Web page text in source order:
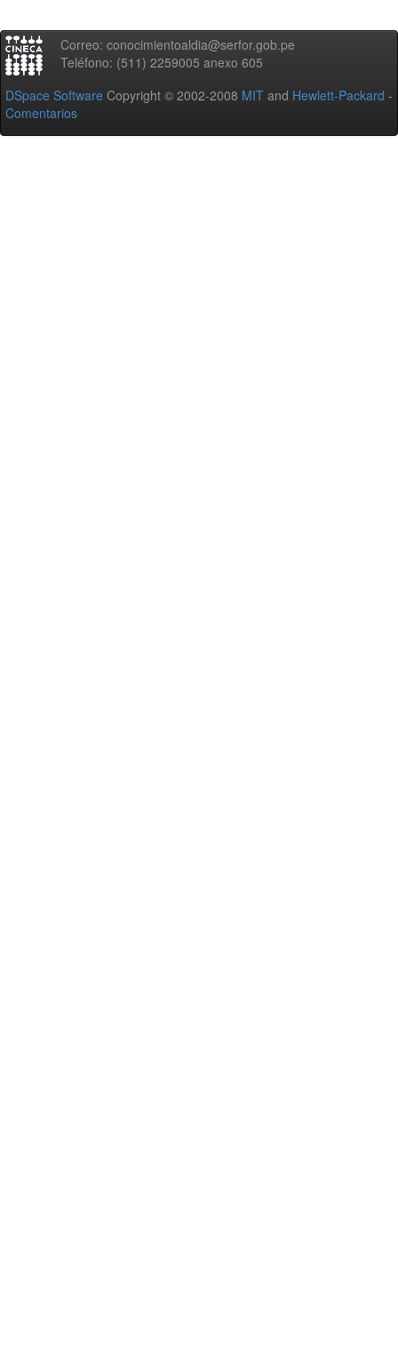
Correo: conocimientoaldia@serfor.gob.pe
Teléfono: (511) 2259005 anexo 605
DSpace Software Copyright © 2002-2008 MIT and Hewlett-Packard -
Comentarios